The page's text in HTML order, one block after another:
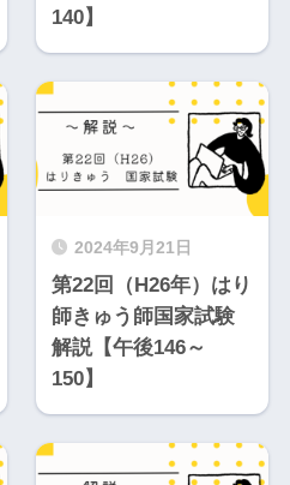
140】
2024年9月21日
第22回（H26年）はり
師きゅう師国家試験
解説【午後146～
150】